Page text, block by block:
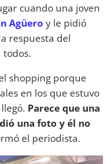
cuando una joven
Agüero y le pidió
respuesta del
shopping porque
en los que estuvo
Parece que una
una foto y él no
el periodista.